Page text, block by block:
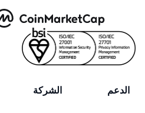
الشركة الدعم